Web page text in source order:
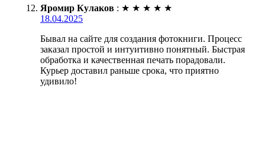
Яромир Кулаков : ★ ★ ★ ★ ★
18.04.2025
Бывал на сайте для создания фотокниги. Процесс
заказал простой и интуитивно понятный. Быстрая
обработка и качественная печать порадовали.
Курьер доставил раньше срока, что приятно
удивило!